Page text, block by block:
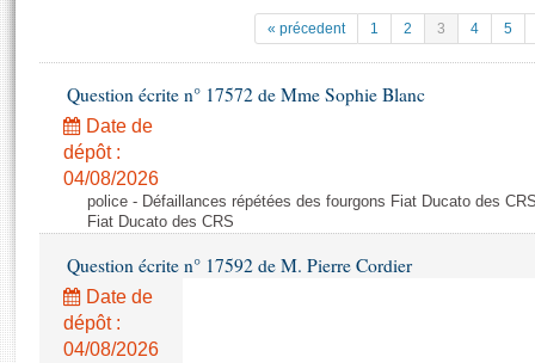
Projets de loi
Propositions de loi
Amendements
Textes adoptés
Rapports législatifs
Rapports sur l'application des lois
Documents de référence
( Constitution | Règlement de l'Assemblée ... )
Histoire
Juniors
Anciennes législatures
Contacts et plan d'accès
Photos libres de droit
« précedent 1 2 3 4 5
Question écrite n° 17572 de Mme Sophie Blanc
Date de
dépôt :
04/08/2026
police - Défaillances répétées des fourgons Fiat Ducato des
Fiat Ducato des CRS
Question écrite n° 17592 de M. Pierre Cordier
Date de
dépôt :
04/08/2026